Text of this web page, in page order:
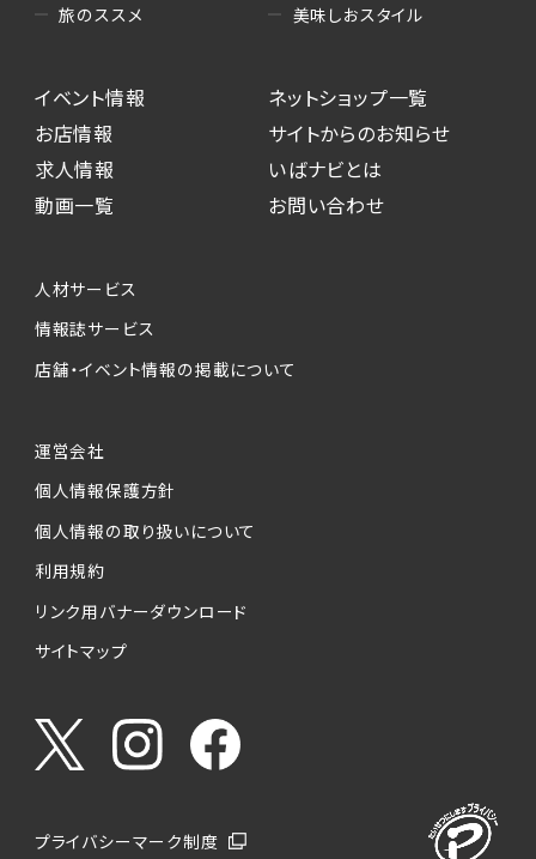
旅のススメ
美味しおスタイル
イベント情報
お店情報
求人情報
動画一覧
ネットショップ一覧
サイトからのお知らせ
いばナビとは
お問い合わせ
人材サービス
情報誌サービス
店舗・イベント情報の掲載について
運営会社
個人情報保護方針
個人情報の取り扱いについて
利用規約
リンク用バナーダウンロード
サイトマップ
プライバシーマーク制度